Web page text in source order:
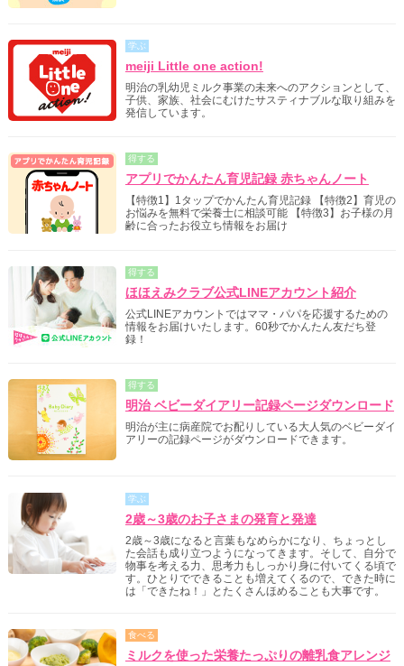
学ぶ
meiji Little one action!
明治の乳幼児ミルク事業の未来へのアクションとして、
子供、家族、社会にむけたサスティナブルな取り組みを
発信しています。
得する
アプリでかんたん育児記録 赤ちゃんノート
【特徴1】1タップでかんたん育児記録 【特徴2】育児の
お悩みを無料で栄養士に相談可能 【特徴3】お子様の月
齢に合ったお役立ち情報をお届け
得する
ほほえみクラブ公式LINEアカウント紹介
公式LINEアカウントではママ・パパを応援するための
情報をお届けいたします。60秒でかんたん友だち登
録！
得する
明治 ベビーダイアリー記録ページダウンロード
明治が主に病産院でお配りしている大人気のベビーダイ
アリーの記録ページがダウンロードできます。
学ぶ
2歳～3歳のお子さまの発育と発達
2歳～3歳になると言葉もなめらかになり、ちょっとし
た会話も成り立つようになってきます。そして、自分で
物事を考える力、思考力もしっかり身に付いてくる頃で
す。ひとりでできることも増えてくるので、できた時に
は「できたね！」とたくさんほめることも大事です。
食べる
ミルクを使った栄養たっぷりの離乳食アレンジ